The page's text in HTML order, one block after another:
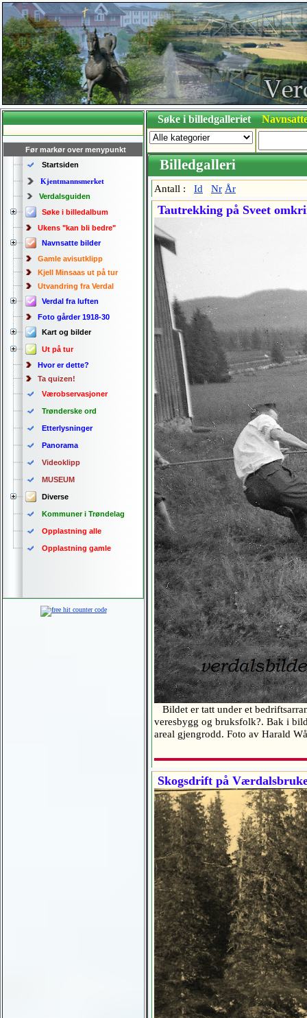
Før markør over menypunkt
Startsiden
Kjentmannsmerket
Verdalsguiden
Søke i billedalbum
Ukens "kan bli bedre"
Navnsatte bilder
Gamle avisutklipp
Kjell Minsaas ut på tur
Utvandring fra Verdal
Verdal fra luften
Foto gårder 1918-30
Kart og bilder
Ut på tur
Hvor er dette?
Ta quizen!
Værobservasjoner
Trønderske ord
Etterlysninger
Panorama
Videoklipp
MUSEUM
Diverse
Kommuner i Trøndelag
Opplastning alle
Opplastning gamle
Søke i billedgalleriet
Billedgalleri
Antall : Id Nr År
Tautrekking på Sveet
Bildet er tatt under et
veresbygg og bruksfolk?. Bak i
areal gjengrodd. Foto av Harald
Skogsdrift på